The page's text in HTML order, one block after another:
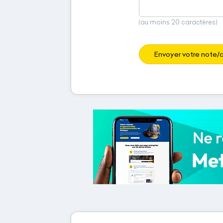
(au moins 20 caractères)
Envoyer votre note/